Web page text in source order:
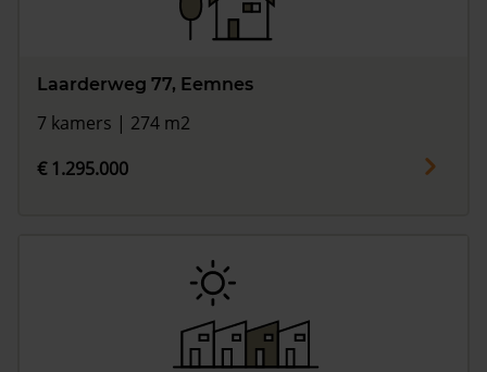
Laarderweg 77, Eemnes
7 kamers | 274 m2
€ 1.295.000